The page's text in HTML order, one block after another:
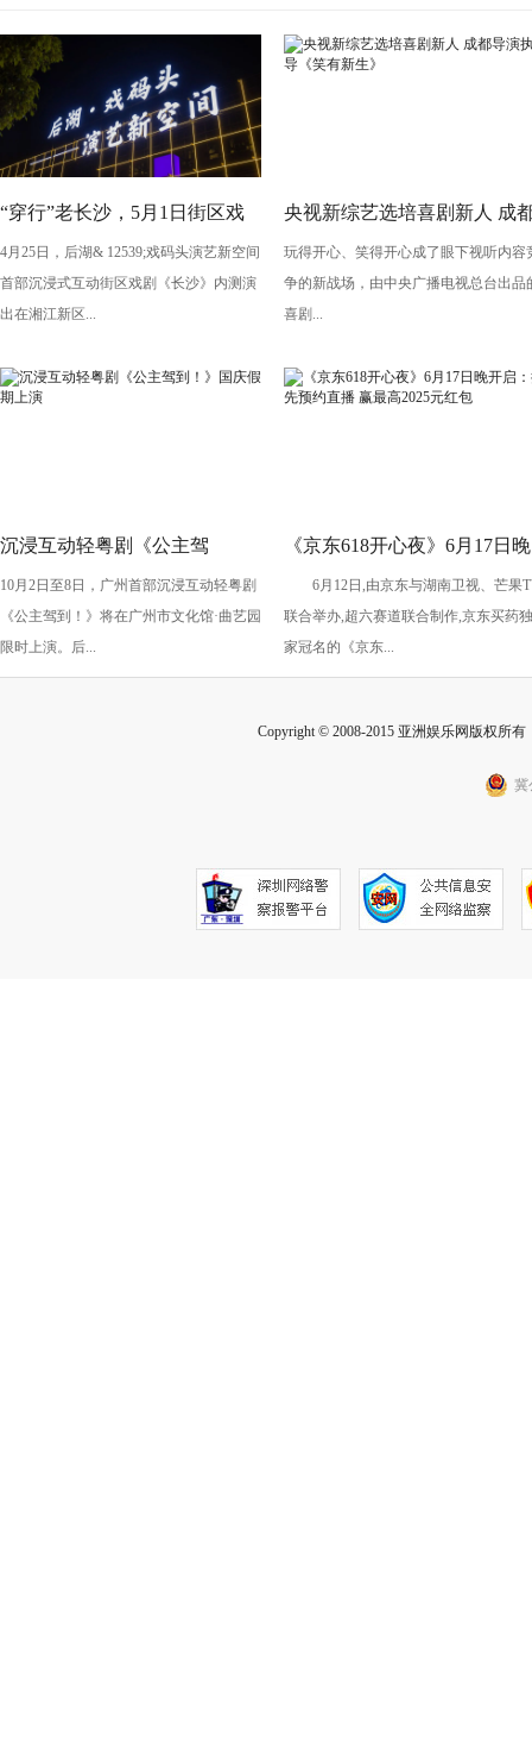
“穿行”老长沙，5月1日街区戏
剧《长沙》将亮相“后湖・戏码
头”
4月25日，后湖& 12539;戏码头演艺新空间
首部沉浸式互动街区戏剧《长沙》内测演
出在湘江新区...
央视新综艺选培喜剧新人 成
导演执导《笑有新生》
玩得开心、笑得开心成了眼下视听内容
争的新战场，由中央广播电视总台出品
喜剧...
沉浸互动轻粤剧《公主驾
到！》国庆假期上演
10月2日至8日，广州首部沉浸互动轻粤剧
《公主驾到！》将在广州市文化馆·曲艺园
限时上演。后...
《京东618开心夜》6月17日晚
开启：抢先预约直播 赢最高
2025元红包
6月12日,由京东与湖南卫视、芒果
联合举办,超六赛道联合制作,京东买药独
家冠名的《京东...
Copyright © 2008-2015 亚洲娱乐网版权所
冀